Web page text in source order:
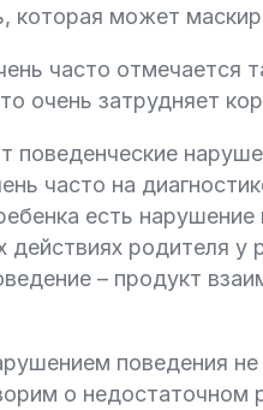
которая может
часто отмечается
очень затрудняет
часто на
есть
действиях родителя
– продукт
поведения
о